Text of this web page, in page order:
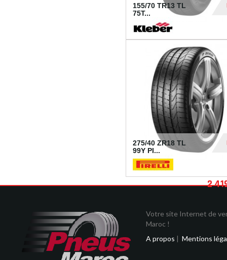
155/70 TR13 TL
75T...
275/40 ZR18 TL
99Y PI...
2
Votre site Internet de
Maroc !
A propos | Mentions